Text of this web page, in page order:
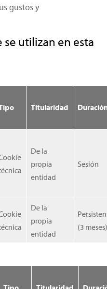
gustos y
utilizan en esta
Titularidad
De la
propia
entidad
Sesión
De la
propia
entidad
(3 meses)